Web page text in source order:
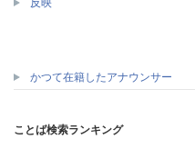
かつて在籍したアナウンサー
ことば検索ランキング